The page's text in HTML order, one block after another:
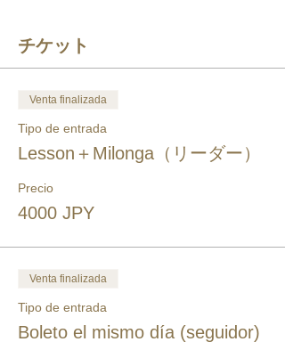
チケット
Venta finalizada
Tipo de entrada
Lesson＋Milonga（リーダー）
Precio
4000 JPY
Venta finalizada
Tipo de entrada
Boleto el mismo día (seguidor)